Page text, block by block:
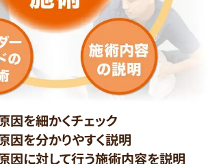
因を細かくチェック
因を分かりやすく説明
因に対して行う施術内容を説明